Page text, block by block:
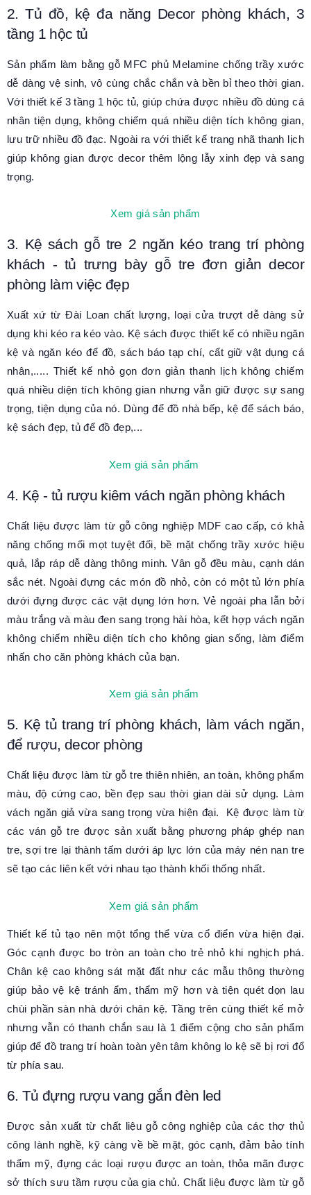
2. Tủ đồ, kệ đa năng Decor phòng khách, 3
tầng 1 hộc tủ
Sản phẩm làm bằng gỗ MFC phủ Melamine chống trầy xước
dễ dàng vệ sinh, vô cùng chắc chắn và bền bỉ theo thời gian.
Với thiết kế 3 tầng 1 hộc tủ, giúp chứa được nhiều đồ dùng cá
nhân tiện dụng, không chiếm quá nhiều diện tích không gian,
lưu trữ nhiều đồ đạc. Ngoài ra với thiết kế trang nhã thanh lịch
giúp không gian được decor thêm lộng lẫy xinh đẹp và sang
trọng.
Xem giá sản phẩm
3. Kệ sách gỗ tre 2 ngăn kéo trang trí phòng
khách - tủ trưng bày gỗ tre đơn giản decor
phòng làm việc đẹp
Xuất xứ từ Đài Loan chất lượng, loại cửa trượt dễ dàng sử
dụng khi kéo ra kéo vào. Kệ sách được thiết kế có nhiều ngăn
kệ và ngăn kéo để đồ, sách báo tạp chí, cất giữ vật dụng cá
nhân,..... Thiết kế nhỏ gọn đơn giản thanh lịch không chiếm
quá nhiều diện tích không gian nhưng vẫn giữ được sự sang
trọng, tiện dụng của nó. Dùng để đồ nhà bếp, kệ để sách báo,
kệ sách đẹp, tủ để đồ đẹp,...
Xem giá sản phẩm
4. Kệ - tủ rượu kiêm vách ngăn phòng khách
Chất liệu được làm từ gỗ công nghiệp MDF cao cấp, có khả
năng chống mối mọt tuyệt đối, bề mặt chống trầy xước hiệu
quả, lắp ráp dễ dàng thông minh. Vân gỗ đều màu, cạnh dán
sắc nét. Ngoài đựng các món đồ nhỏ, còn có một tủ lớn phía
dưới đựng được các vật dụng lớn hơn. Vẻ ngoài pha lẫn bởi
màu trắng và màu đen sang trọng hài hòa, kết hợp vách ngăn
không chiếm nhiều diện tích cho không gian sống, làm điểm
nhấn cho căn phòng khách của bạn.
Xem giá sản phẩm
5. Kệ tủ trang trí phòng khách, làm vách ngăn,
để rượu, decor phòng
Chất liệu được làm từ gỗ tre thiên nhiên, an toàn, không phẩm
màu, độ cứng cao, bền đẹp sau thời gian dài sử dụng. Làm
vách ngăn giả vừa sang trọng vừa hiện đại. Kệ được làm từ
các ván gỗ tre được sản xuất bằng phương pháp ghép nan
tre, sợi tre lại thành tấm dưới áp lực lớn của máy nén nan tre
sẽ tạo các liên kết với nhau tạo thành khối thống nhất.
Xem giá sản phẩm
Thiết kế tủ tạo nên một tổng thể vừa cổ điển vừa hiện đại.
Góc cạnh được bo tròn an toàn cho trẻ nhỏ khi nghịch phá.
Chân kệ cao không sát mặt đất như các mẫu thông thường
giúp bảo vệ kệ tránh ẩm, thẩm mỹ hơn và tiện quét dọn lau
chùi phần sàn nhà dưới chân kệ. Tầng trên cùng thiết kế mở
nhưng vẫn có thanh chắn sau là 1 điểm cộng cho sản phẩm
giúp để đồ trang trí hoàn toàn yên tâm không lo kệ sẽ bị rơi đổ
từ phía sau.
6. Tủ đựng rượu vang gắn đèn led
Được sản xuất từ chất liệu gỗ công nghiệp của các thợ thủ
công lành nghề, kỹ càng về bề mặt, góc cạnh, đảm bảo tính
thẩm mỹ, đựng các loại rượu được an toàn, thỏa mãn được
sở thích sưu tầm rượu của gia chủ. Chất liệu được làm từ gỗ